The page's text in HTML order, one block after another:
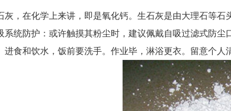
，在化学上来讲，即是氧化钙。生石灰是由大理石等石
防护：或许触摸其粉尘时，建议佩戴自吸过滤式防尘
食和饮水，饭前要洗手。作业毕，淋浴更衣。留意个人